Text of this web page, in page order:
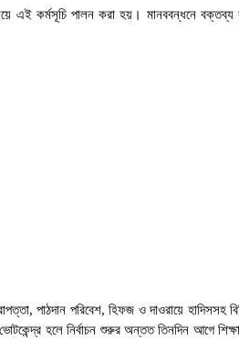
কর্মসূচি পালন করা হয়। মানববন্ধনে বক্তব্য
পাঠদান পরিবেশ, হিফজ ও দাওরায়ে হাদিসসহ
হলে নির্বাচন শুরুর অন্তত তিনদিন আগে